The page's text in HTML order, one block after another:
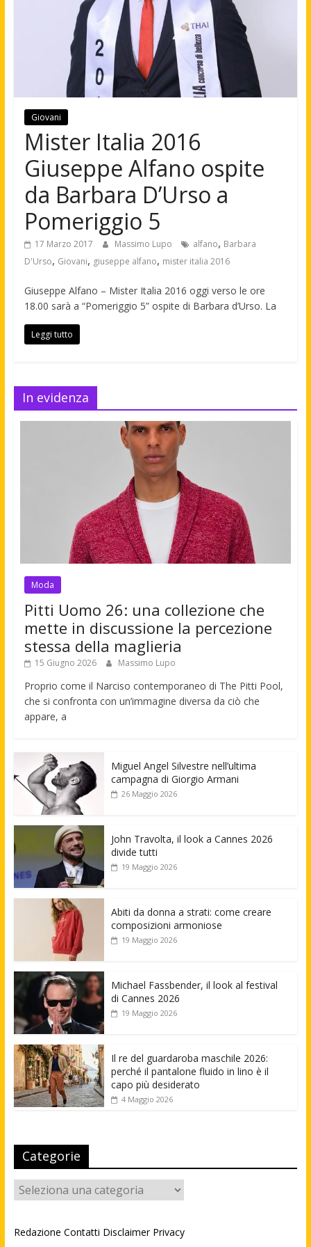
Giovani
Mister Italia 2016
Giuseppe Alfano ospite
da Barbara D’Urso a
Pomeriggio 5
17 Marzo 2017 Massimo Lupo alfano, Barbara
D'Urso, Giovani, giuseppe alfano, mister italia 2016
Giuseppe Alfano – Mister Italia 2016 oggi verso le ore
18.00 sarà a “Pomeriggio 5” ospite di Barbara d’Urso. La
Leggi tutto
In evidenza
Moda
Pitti Uomo 26: una collezione che
mette in discussione la percezione
stessa della maglieria
15 Giugno 2026 Massimo Lupo
Proprio come il Narciso contemporaneo di The Pitti Pool,
che si confronta con un’immagine diversa da ciò che
appare, a
Miguel Angel Silvestre nell’ultima
campagna di Giorgio Armani
26 Maggio 2026
John Travolta, il look a Cannes 2026
divide tutti
19 Maggio 2026
Abiti da donna a strati: come creare
composizioni armoniose
19 Maggio 2026
Michael Fassbender, il look al festival
di Cannes 2026
19 Maggio 2026
Il re del guardaroba maschile 2026:
perché il pantalone fluido in lino è il
capo più desiderato
4 Maggio 2026
Categorie
Categorie
Redazione Contatti Disclaimer Privacy